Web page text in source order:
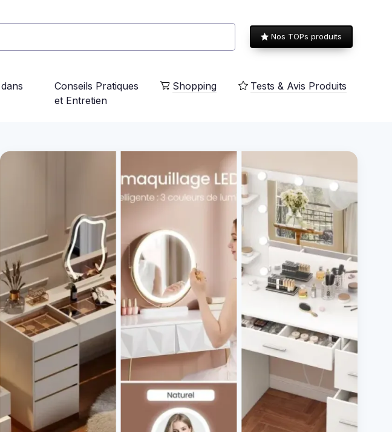
Nos TOPs produits
Conseils Pratiques
et Entretien
Shopping Tests & Avis Produits